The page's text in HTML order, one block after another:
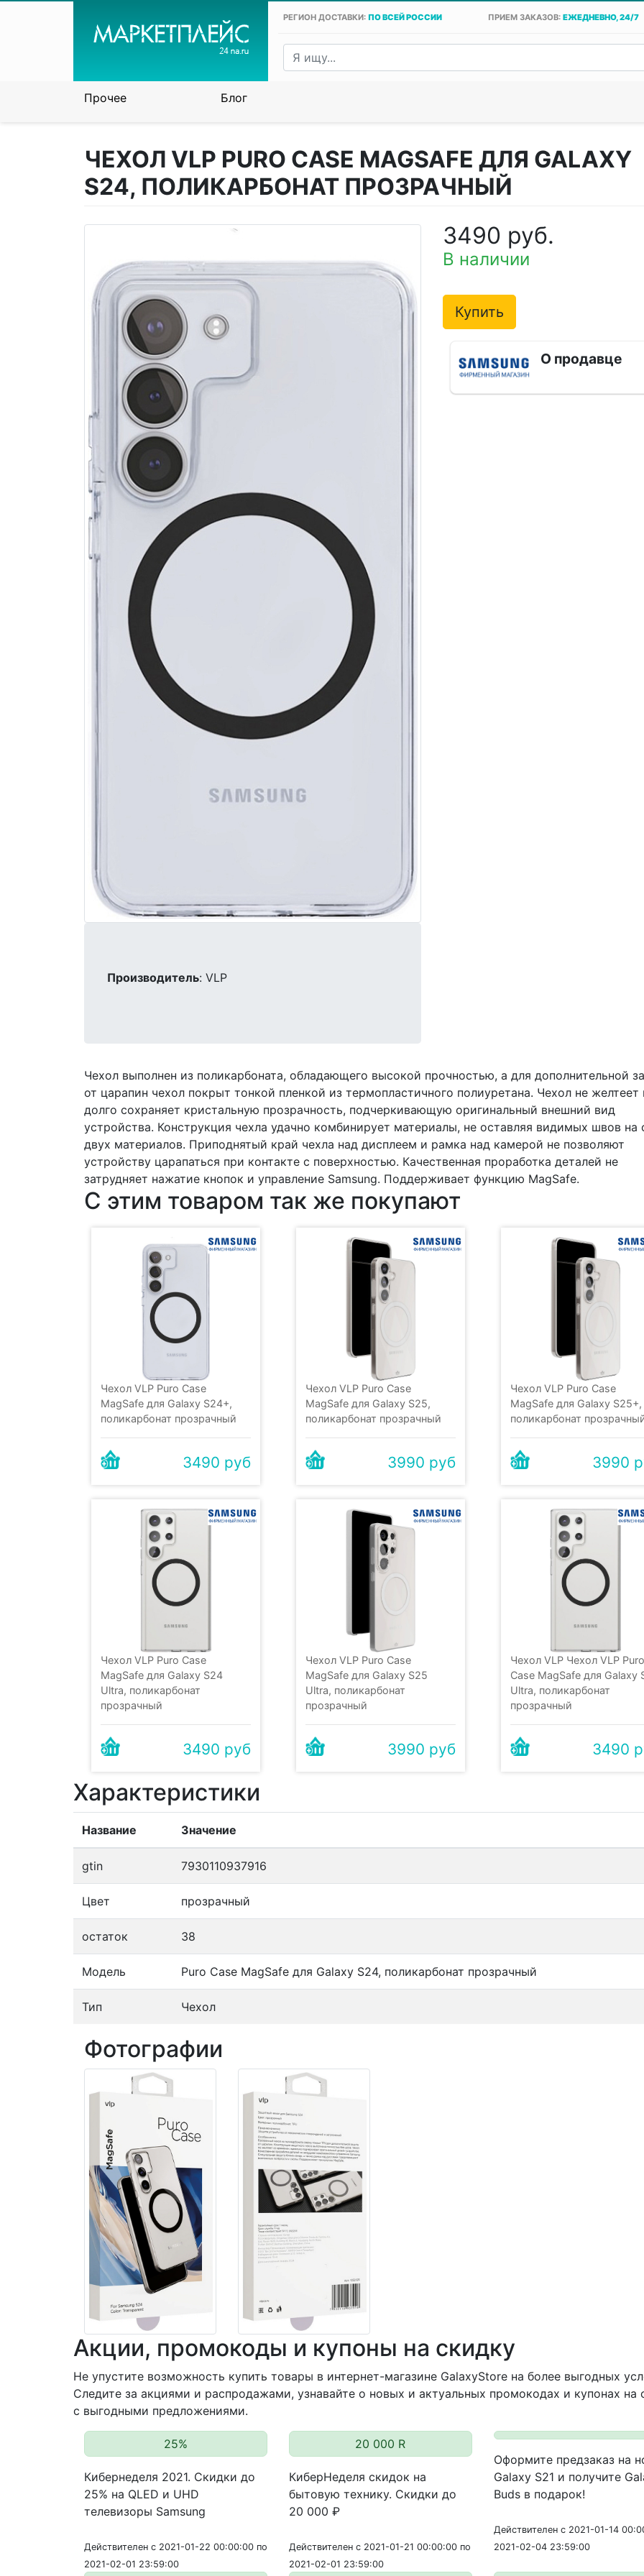
РЕГИОН ДОСТАВКИ: ПО ВСЕЙ РОССИИ ПРИЕМ ЗАКАЗОВ: ЕЖЕДНЕВНО, 24/7
Прочее Блог
ЧЕХОЛ VLP PURO CASE MAGSAFE ДЛЯ GALAXY
S24, ПОЛИКАРБОНАТ ПРОЗРАЧНЫЙ
Производитель: VLP
3490 руб.
В наличии
Купить
О продавце
Чехол выполнен из поликарбоната, обладающего высокой прочностью, а для дополнительной
от царапин чехол покрыт тонкой пленкой из термопластичного полиуретана. Чехол не желтеет
долго сохраняет кристальную прозрачность, подчеркивающую оригинальный внешний вид
устройства. Конструкция чехла удачно комбинирует материалы, не оставляя видимых швов на
двух материалов. Приподнятый край чехла над дисплеем и рамка над камерой не позволяют
устройству царапаться при контакте с поверхностью. Качественная проработка деталей не
затрудняет нажатие кнопок и управление Samsung. Поддерживает функцию MagSafe.
С этим товаром так же покупают
Чехол VLP Puro Case
MagSafe для Galaxy S24+,
поликарбонат прозрачный
3490 руб
Чехол VLP Puro Case
MagSafe для Galaxy S25,
поликарбонат прозрачный
3990 руб
Чехол VLP Puro Case
MagSafe для Galaxy S25+,
поликарбонат
3990
Чехол VLP Puro Case
MagSafe для Galaxy S24
Ultra, поликарбонат
прозрачный
3490 руб
Чехол VLP Puro Case
MagSafe для Galaxy S25
Ultra, поликарбонат
прозрачный
3990 руб
Чехол VLP Чехол VLP Puro
Case MagSafe для Galaxy
Ultra, поликарбонат
прозрачный
3490
Характеристики
Название Значение
gtin 7930110937916
Цвет прозрачный
остаток 38
Модель Puro Case MagSafe для Galaxy S24, поликарбонат прозрачный
Тип Чехол
Фотографии
Акции, промокоды и купоны на скидку
Не упустите возможность купить товары в интернет-магазине GalaxyStore на более выгодных
Следите за акциями и распродажами, узнавайте о новых и актуальных промокодах и купонах на
с выгодными предложениями.
25%
Кибернеделя 2021. Скидки до
25% на QLED и UHD
телевизоры Samsung
Действителен с 2021-01-22 00:00:00 по
2021-02-01 23:59:00
20 000 R
КиберНеделя скидок на
бытовую технику. Скидки до
20 000 ₽
Действителен с 2021-01-21 00:00:00 по
2021-02-01 23:59:00
Оформите предзаказ на
Galaxy S21 и получите
Buds в подарок!
Действителен с 2021-01-14
2021-02-04 23:59:00